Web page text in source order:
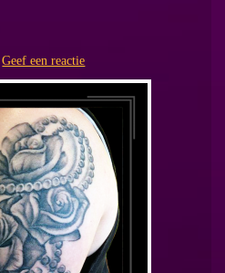
Geef een reactie